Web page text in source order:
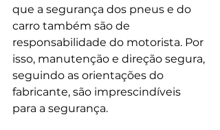
que a segurança dos pneus e do
carro também são de
responsabilidade do motorista. Por
isso, manutenção e direção segura,
seguindo as orientações do
fabricante, são imprescindíveis
para a segurança.